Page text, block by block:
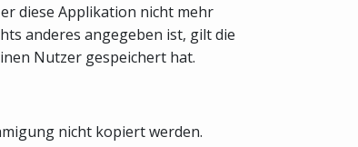
diese Applikation nicht mehr
anderes angegeben ist, gilt die
Nutzer gespeichert hat.
nicht kopiert werden.